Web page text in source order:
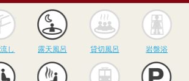
かけ流し
し
露天風呂
露天風呂
貸切風呂
貸切風呂 岩盤浴
サウナ